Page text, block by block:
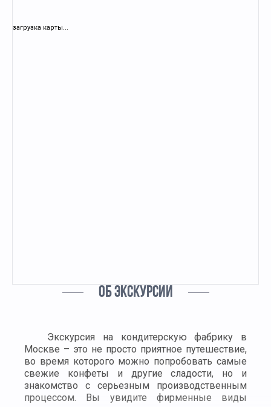
загрузка карты...
ОБ ЭКСКУРСИИ
Экскурсия на кондитерскую фабрику в
Москве – это не просто приятное путешествие,
во время которого можно попробовать самые
свежие конфеты и другие сладости, но и
знакомство с серьезным производственным
процессом. Вы увидите фирменные виды